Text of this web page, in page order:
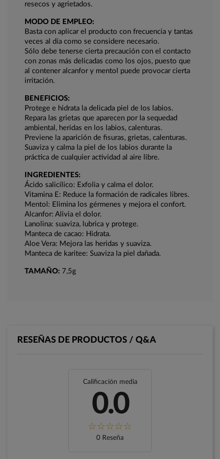
resecos y agrietados.
MODO DE EMPLEO:
Basta con aplicar el producto con frecuencia y tantas
veces al día como se considere necesario.
Sólo debe tenerse cierta precaución con el contacto
con zonas más delicadas como los ojos, puesto que
al contener alcanfor y mentol puede provocar cierta
irritación.
BENEFICIOS:
Protege e hidrata la delicada piel de los labios.
Repara las grietas que aparecen por la sequedad
ambiental, heridas en los labios, calenturas.
Previene la aparición de fisuras, grietas, calenturas.
Suaviza y calma la piel de los labios durante la
práctica de cualquier actividad al aire libre.
INGREDIENTES:
Ácido salicílico: Exfolia y calma el dolor.
Vitamina E: Reduce la formación de radicales libres.
Mentol: Elimina los gérmenes y mejora el confort.
Alcanfor: Alivia el dolor.
Lanolina: suaviza, lubrica y protege.
Manteca de cacao: Hidrata.
Aloe Vera: Mejora las heridas y suaviza.
Manteca de karitee: Suaviza la piel dañada.
TAMAÑO: 7,5g
RESEÑAS DE PRODUCTOS / Q&A
Calificación media
0.0
0 Reseña